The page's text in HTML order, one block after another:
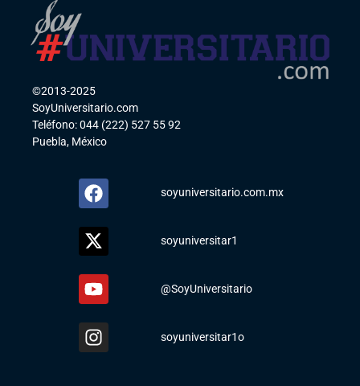
©2013-2025
SoyUniversitario.com
Teléfono: 044 (222) 527 55 92
Puebla, México
soyuniversitario.com.mx
soyuniversitar1
@SoyUniversitario
soyuniversitar1o